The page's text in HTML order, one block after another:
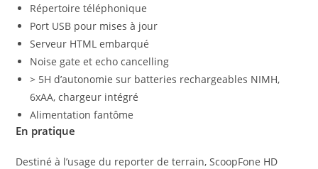
Répertoire téléphonique
Port USB pour mises à jour
Serveur HTML embarqué
Noise gate et echo cancelling
> 5H d’autonomie sur batteries rechargeables NIMH,
6xAA, chargeur intégré
Alimentation fantôme
En pratique
Destiné à l’usage du reporter de terrain, ScoopFone HD